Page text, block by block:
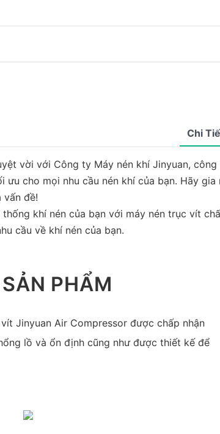
Chi
vời với Công ty Máy nén khí Jinyuan,
ưu cho mọi nhu cầu nén khí của bạn. Hãy
đề!
khí nén của bạn với máy nén trục vít
cầu về khí nén của bạn.
PHẨM
Jinyuan Air Compressor được chấp nhận
lồ và ổn định cũng như được thiết kế để